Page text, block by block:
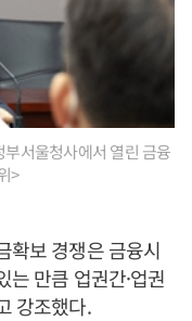
서울청사에서 열린 금융
>
확보 경쟁은 금융시
는 만큼 업권간·업권
강조했다.